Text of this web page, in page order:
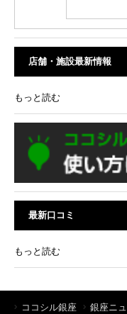
店舗・施設最新情報
もっと読む
最新口コミ
もっと読む
ココシル銀座
銀座ニ